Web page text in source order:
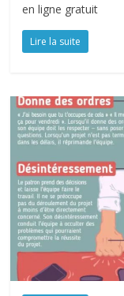
en ligne gratuit
Lire la suite